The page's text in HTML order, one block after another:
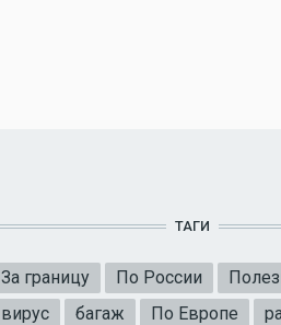
ТАГИ
За границу По России
вирус
багаж По Европе